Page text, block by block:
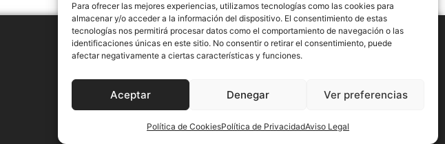
Para ofrecer las mejores experiencias, utilizamos tecnologías como las cookies para
almacenar y/o acceder a la información del dispositivo. El consentimiento de estas
tecnologías nos permitirá procesar datos como el comportamiento de navegación o las
identificaciones únicas en este sitio. No consentir o retirar el consentimiento, puede
afectar negativamente a ciertas características y funciones.
Aceptar Denegar Ver preferencias
Política de CookiesPolítica de PrivacidadAviso Legal
AVISO LEGAL POLÍTICA DE PRIVACIDAD
CESA CATALUNYA © 2025. Todos los derechos reservados